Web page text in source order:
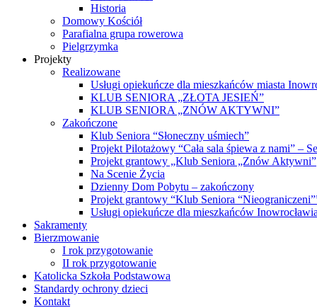
Historia
Domowy Kościół
Parafialna grupa rowerowa
Pielgrzymka
Projekty
Realizowane
Usługi opiekuńcze dla mieszkańców miasta
KLUB SENIORA „ZŁOTA JESIEŃ”
KLUB SENIORA „ZNÓW AKTYWNI”
Zakończone
Klub Seniora “Słoneczny uśmiech”
Projekt Pilotażowy “Cała sala śpiewa z nami” –
Projekt grantowy „Klub Seniora „Znów Aktywni”
Na Scenie Życia
Dzienny Dom Pobytu – zakończony
Projekt grantowy “Klub Seniora
Usługi opiekuńcze dla mieszkańców
Sakramenty
Bierzmowanie
I rok przygotowanie
II rok przygotowanie
Katolicka Szkoła Podstawowa
Standardy ochrony dzieci
Kontakt